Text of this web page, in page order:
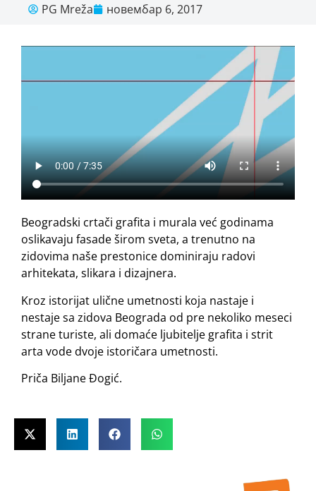
PG Mreža новембар 6, 2017
Beogradski crtači grafita i murala već godinama
oslikavaju fasade širom sveta, a trenutno na
zidovima naše prestonice dominiraju radovi
arhitekata, slikara i dizajnera.
Kroz istorijat ulične umetnosti koja nastaje i
nestaje sa zidova Beograda od pre nekoliko meseci
strane turiste, ali domaće ljubitelje grafita i strit
arta vode dvoje istoričara umetnosti.
Priča Biljane Đogić.